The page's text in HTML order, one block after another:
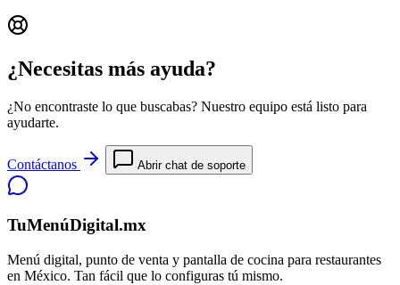
¿Necesitas más ayuda?
¿No encontraste lo que buscabas? Nuestro equipo está listo para
ayudarte.
Contáctanos Abrir chat de soporte
TuMenúDigital.mx
Menú digital, punto de venta y pantalla de cocina para restaurantes
en México. Tan fácil que lo configuras tú mismo.